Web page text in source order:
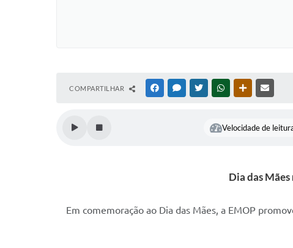
COMPARTILHAR FACEBOOKMESSENGER
TWITTERWHATSAPPOUTRAS
Velocidade de
Dia das
Em comemoração ao Dia das Mães, a EMOP